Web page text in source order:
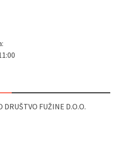
DRUŠTVO FUŽINE D.O.O.